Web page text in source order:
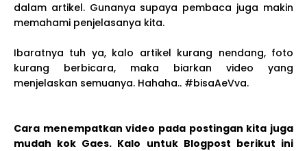
dalam artikel. Gunanya supaya pembaca juga makin
memahami penjelasanya kita.
Ibaratnya tuh ya, kalo artikel kurang nendang, foto
kurang berbicara, maka biarkan video yang
menjelaskan semuanya. Hahaha.. #bisaAeVva.
Cara menempatkan video pada postingan kita juga
mudah kok Gaes. Kalo untuk Blogpost berikut ini